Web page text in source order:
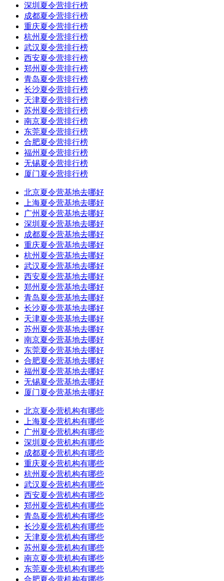
深圳夏令营排行榜
成都夏令营排行榜
重庆夏令营排行榜
杭州夏令营排行榜
武汉夏令营排行榜
西安夏令营排行榜
郑州夏令营排行榜
青岛夏令营排行榜
长沙夏令营排行榜
天津夏令营排行榜
苏州夏令营排行榜
南京夏令营排行榜
东莞夏令营排行榜
合肥夏令营排行榜
福州夏令营排行榜
无锡夏令营排行榜
厦门夏令营排行榜
北京夏令营基地去哪好
上海夏令营基地去哪好
广州夏令营基地去哪好
深圳夏令营基地去哪好
成都夏令营基地去哪好
重庆夏令营基地去哪好
杭州夏令营基地去哪好
武汉夏令营基地去哪好
西安夏令营基地去哪好
郑州夏令营基地去哪好
青岛夏令营基地去哪好
长沙夏令营基地去哪好
天津夏令营基地去哪好
苏州夏令营基地去哪好
南京夏令营基地去哪好
东莞夏令营基地去哪好
合肥夏令营基地去哪好
福州夏令营基地去哪好
无锡夏令营基地去哪好
厦门夏令营基地去哪好
北京夏令营机构有哪些
上海夏令营机构有哪些
广州夏令营机构有哪些
深圳夏令营机构有哪些
成都夏令营机构有哪些
重庆夏令营机构有哪些
杭州夏令营机构有哪些
武汉夏令营机构有哪些
西安夏令营机构有哪些
郑州夏令营机构有哪些
青岛夏令营机构有哪些
长沙夏令营机构有哪些
天津夏令营机构有哪些
苏州夏令营机构有哪些
南京夏令营机构有哪些
东莞夏令营机构有哪些
合肥夏令营机构有哪些